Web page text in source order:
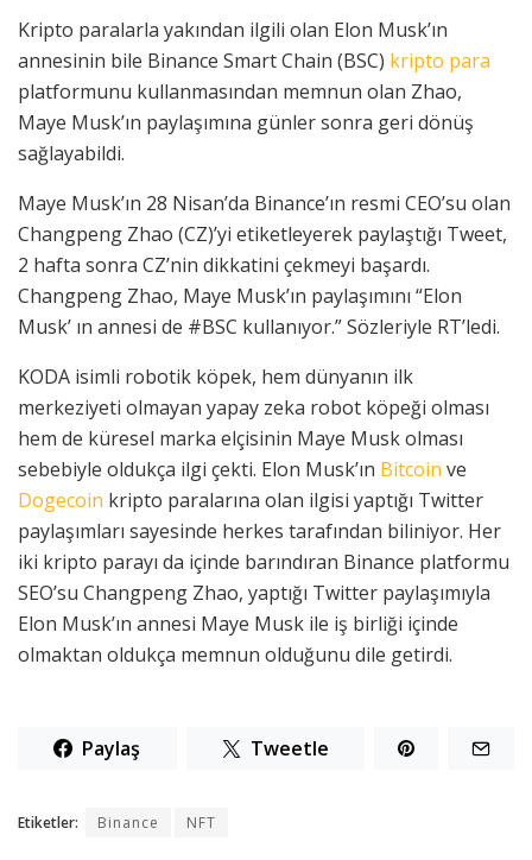
Kripto paralarla yakından ilgili olan Elon Musk’ın
annesinin bile Binance Smart Chain (BSC) kripto para
platformunu kullanmasından memnun olan Zhao,
Maye Musk’ın paylaşımına günler sonra geri dönüş
sağlayabildi.
Maye Musk’ın 28 Nisan’da Binance’ın resmi CEO’su olan
Changpeng Zhao (CZ)’yi etiketleyerek paylaştığı Tweet,
2 hafta sonra CZ’nin dikkatini çekmeyi başardı.
Changpeng Zhao, Maye Musk’ın paylaşımını “Elon
Musk’ ın annesi de #BSC kullanıyor.” Sözleriyle RT’ledi.
KODA isimli robotik köpek, hem dünyanın ilk
merkeziyeti olmayan yapay zeka robot köpeği olması
hem de küresel marka elçisinin Maye Musk olması
sebebiyle oldukça ilgi çekti. Elon Musk’ın Bitcoin ve
Dogecoin kripto paralarına olan ilgisi yaptığı Twitter
paylaşımları sayesinde herkes tarafından biliniyor. Her
iki kripto parayı da içinde barındıran Binance platformu
SEO’su Changpeng Zhao, yaptığı Twitter paylaşımıyla
Elon Musk’ın annesi Maye Musk ile iş birliği içinde
olmaktan oldukça memnun olduğunu dile getirdi.
Paylaş Tweetle
Etiketler: Binance NFT